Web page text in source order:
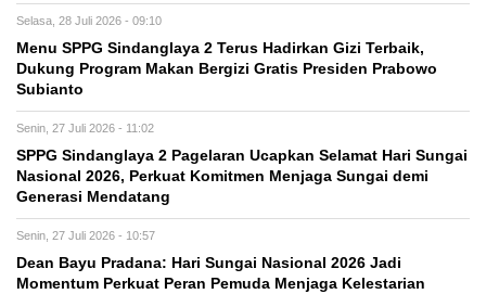
Selasa, 28 Juli 2026 - 09:10
Menu SPPG Sindanglaya 2 Terus Hadirkan Gizi Terbaik,
Dukung Program Makan Bergizi Gratis Presiden Prabowo
Subianto
Senin, 27 Juli 2026 - 11:02
SPPG Sindanglaya 2 Pagelaran Ucapkan Selamat Hari Sungai
Nasional 2026, Perkuat Komitmen Menjaga Sungai demi
Generasi Mendatang
Senin, 27 Juli 2026 - 10:57
Dean Bayu Pradana: Hari Sungai Nasional 2026 Jadi
Momentum Perkuat Peran Pemuda Menjaga Kelestarian